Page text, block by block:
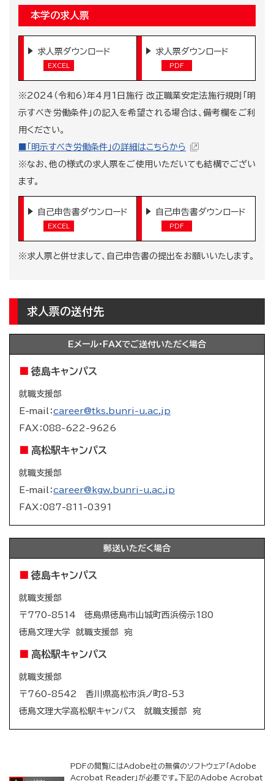
本学の求人票
求人票ダウンロード 求人票ダウンロード
※2024（令和6）年4月1日施行 改正職業安定法施行規則「明
示すべき労働条件」の記入を希望される場合は、備考欄をご利
用ください。
■「明示すべき労働条件」の詳細はこちらから
※なお、他の様式の求人票をご使用いただいても結構でござい
ます。
自己申告書ダウンロード 自己申告書ダウンロード
※求人票と併せまして、自己申告書の提出をお願いいたします。
求人票の送付先
Eメール・FAXでご送付いただく場合
徳島キャンパス
就職支援部
E-mail：career@tks.bunri-u.ac.jp
FAX：088-622-9626
高松駅キャンパス
就職支援部
E-mail：career@kgw.bunri-u.ac.jp
FAX：087-811-0391
郵送いただく場合
徳島キャンパス
就職支援部
〒770-8514 徳島県徳島市山城町西浜傍示180
徳島文理大学 就職支援部 宛
高松駅キャンパス
就職支援部
〒760-8542 香川県高松市浜ノ町8-53
徳島文理大学高松駅キャンパス 就職支援部 宛
PDFの閲覧にはAdobe社の無償のソフトウェア「Adobe
Acrobat Reader」が必要です。下記のAdobe Acrobat